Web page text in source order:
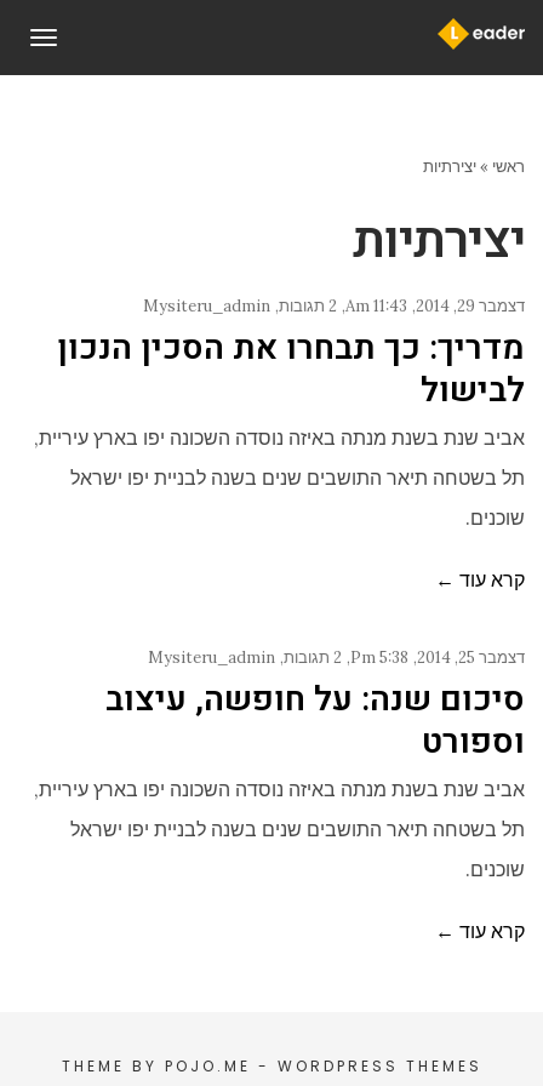
ראשי »יצירתיות
יצירתיות
דצמבר 29, 2014 11:43 Am 2 תגובות Mysiteru_admin
מדריך: כך תבחרו את הסכין הנכון
לבישול
אביב שנת בשנת מנתה באיזה נוסדה השכונה יפו בארץ עיריית,
תל בשטחה תיאר התושבים שנים בשנה לבניית יפו ישראל
שוכנים.
קרא עוד ←
דצמבר 25, 2014 5:38 Pm 2 תגובות Mysiteru_admin
סיכום שנה: על חופשה, עיצוב
וספורט
אביב שנת בשנת מנתה באיזה נוסדה השכונה יפו בארץ עיריית,
תל בשטחה תיאר התושבים שנים בשנה לבניית יפו ישראל
שוכנים.
קרא עוד ←
THEME BY POJO.ME - WORDPRESS THEMES